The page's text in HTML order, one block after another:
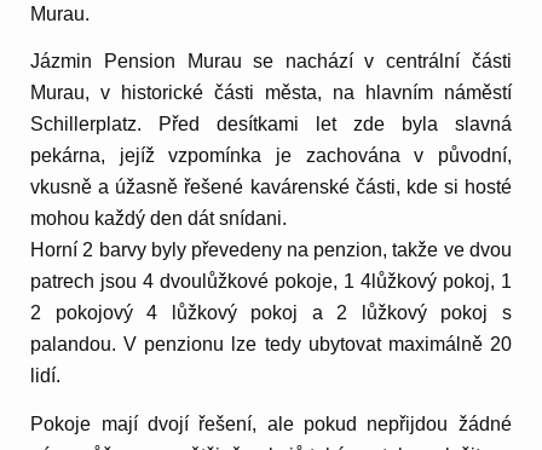
Murau.
Jázmin Pension Murau se nachází v centrální části
Murau, v historické části města, na hlavním náměstí
Schillerplatz. Před desítkami let zde byla slavná
pekárna, jejíž vzpomínka je zachována v původní,
vkusně a úžasně řešené kavárenské části, kde si hosté
mohou každý den dát snídani.
Horní 2 barvy byly převedeny na penzion, takže ve dvou
patrech jsou 4 dvoulůžkové pokoje, 1 4lůžkový pokoj, 1
2 pokojový 4 lůžkový pokoj a 2 lůžkový pokoj s
palandou. V penzionu lze tedy ubytovat maximálně 20
lidí.
Pokoje mají dvojí řešení, ale pokud nepřijdou žádné